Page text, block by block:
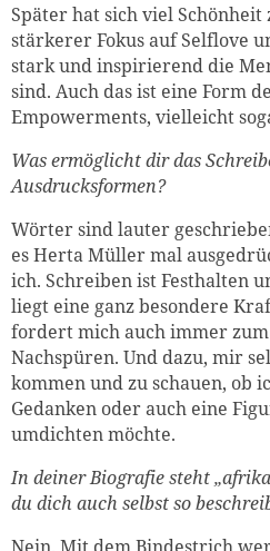
Später hat sich viel
stärkerer Fokus auf Selflove
stark und inspirierend die
sind. Auch das ist eine Form
Empowerments, vielleicht
Was ermöglicht dir das
Ausdrucksformen?
Wörter sind lauter
es Herta Müller mal
ich. Schreiben ist Festhalten
liegt eine ganz besondere
fordert mich auch immer
Nachspüren. Und dazu, mir
kommen und zu schauen, ob
Gedanken oder auch eine
umdichten möchte.
In deiner Biografie steht
du dich auch selbst so